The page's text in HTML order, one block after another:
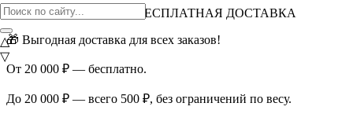
ВНИМАНИЕ АКЦИЯ!
БЕСПЛАТНАЯ ДОСТАВКА
🎁 Выгодная доставка для всех заказов!
От 20 000 ₽ — бесплатно.
До 20 000 ₽ — всего 500 ₽, без ограничений по весу.
△
▽